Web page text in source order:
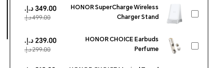
HONOR SuperCharge Wireless
Charger Stand
349.00 د.إ.‏‏
499.00 د.إ.‏‏
HONOR CHOICE Earbuds
Perfume
239.00 د.إ.‏‏
299.00 د.إ.‏‏